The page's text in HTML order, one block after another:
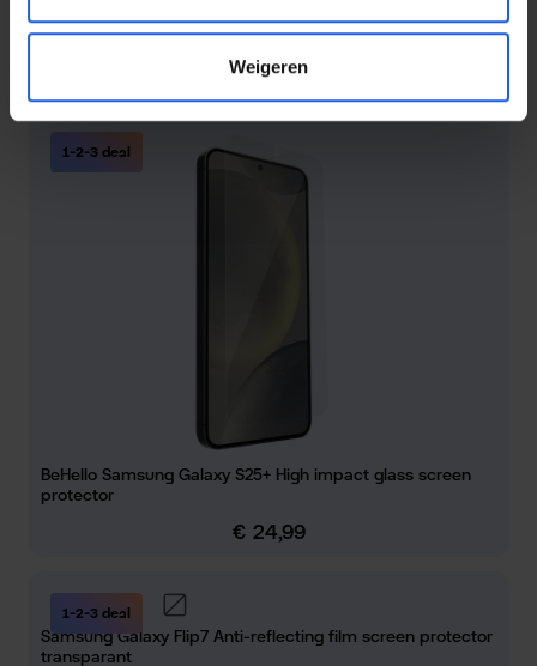
Weigeren
Behello iPhone 17 Pro Privacy glass screen protector
Normale prijs:
€ 29,99
1-2-3 deal
BeHello Samsung Galaxy S25+ High impact glass screen
protector
Normale prijs:
€ 24,99
1-2-3 deal
Samsung Galaxy Flip7 Anti-reflecting film screen protector
transparant